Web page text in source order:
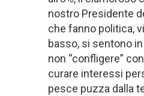
nostro Presidente
che fanno politica,
basso, si sentono
non “confligere”
curare interessi
pesce puzza dalla